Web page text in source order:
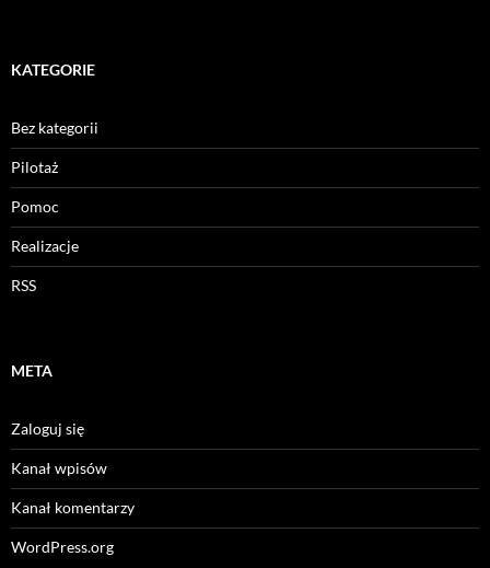
KATEGORIE
Bez kategorii
Pilotaż
Pomoc
Realizacje
RSS
META
Zaloguj się
Kanał wpisów
Kanał komentarzy
WordPress.org